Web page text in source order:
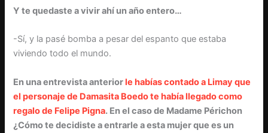
Y te quedaste a vivir ahí un año entero…
-Sí, y la pasé bomba a pesar del espanto que estaba
viviendo todo el mundo.
En una entrevista anteriorle habías contado a Limay que
el personaje de Damasita Boedo te había llegado como
regalo de Felipe Pigna. En el caso de Madame Périchon
¿Cómo te decidiste a entrarle a esta mujer que es un